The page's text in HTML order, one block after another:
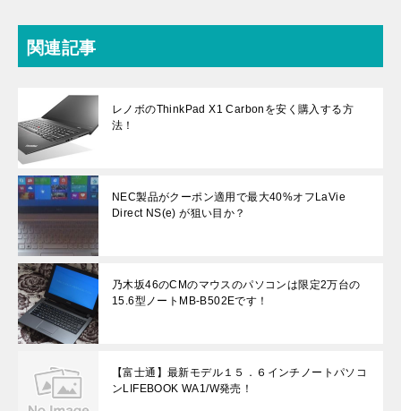
関連記事
レノボのThinkPad X1 Carbonを安く購入する方
法！
NEC製品がクーポン適用で最大40%オフLaVie
Direct NS(e) が狙い目か？
乃木坂46のCMのマウスのパソコンは限定2万台の
15.6型ノートMB-B502Eです！
【富士通】最新モデル１５．６インチノートパソコ
ンLIFEBOOK WA1/W発売！